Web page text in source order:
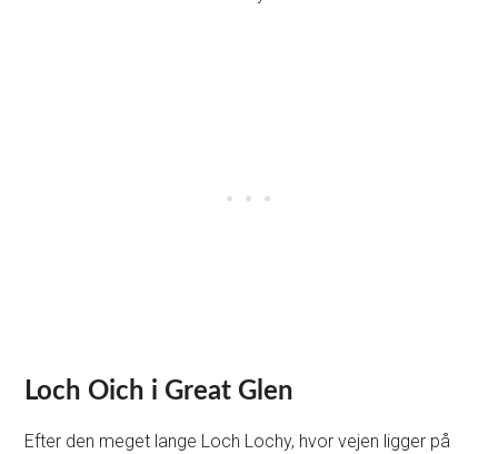
Loch Oich i Great Glen
Efter den meget lange Loch Lochy, hvor vejen ligger på